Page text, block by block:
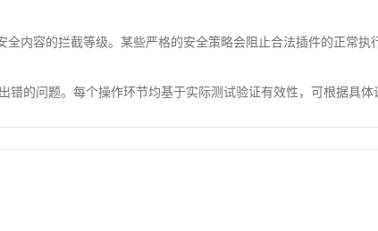
内容的拦截等级。某些严格的安全策略会阻止合法插件的正常执
的问题。每个操作环节均基于实际测试验证有效性，可根据具体